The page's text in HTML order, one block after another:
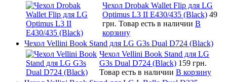
Чехол Drobak Wallet Flip для LG
Optimus L3 II E430/435 (Black) 49
грн. Товар есть в наличии В
корзину
Чехол Vellini Book Stand для LG G3s Dual D724 (Black)
Чехол Vellini Book Stand для LG
G3s Dual D724 (Black) 159 грн.
Товар есть в наличии В корзину